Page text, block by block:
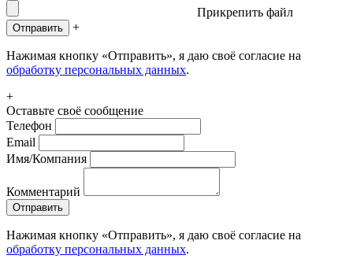
Прикрепить файл
Отправить +
Нажимая кнопку «Отправить», я даю своё согласие на
обработку персональных данных.
+
Оставьте своё сообщение
Телефон
Email
Имя/Компания
Комментарий
Отправить
Нажимая кнопку «Отправить», я даю своё согласие на
обработку персональных данных.